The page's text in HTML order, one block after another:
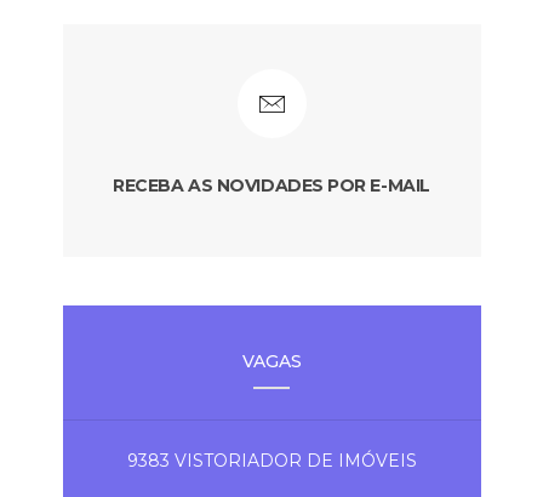
RECEBA AS NOVIDADES POR E-MAIL
VAGAS
9383 VISTORIADOR DE IMÓVEIS